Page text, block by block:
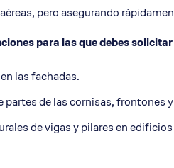
pero asegurando
para las que debes
las fachadas.
de las cornisas, frontones
de vigas y pilares en